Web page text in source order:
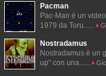
Pacman
Pac-Man é un
1979 da Toru......
Nostradamus
Nostradamus è un
up" con una......